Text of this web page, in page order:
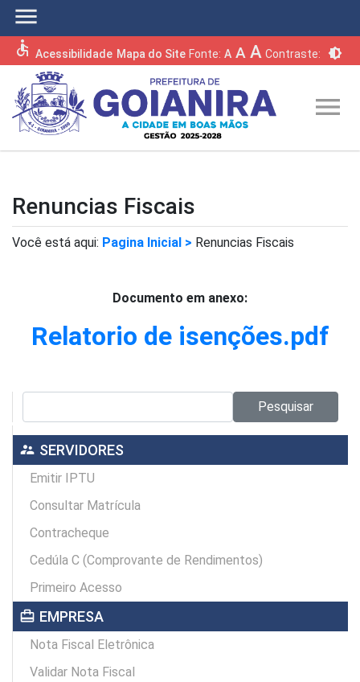
menu
accessible Acessibilidade Mapa do Site Fonte: A A A Contraste: brightness_6
menu
Renuncias Fiscais
Você está aqui: Pagina Inicial > Renuncias Fiscais
Documento em anexo:
Relatorio de isenções.pdf
Pesquisar
supervisor_account SERVIDORES
Emitir IPTU
Consultar Matrícula
Contracheque
Cedúla C (Comprovante de Rendimentos)
Primeiro Acesso
card_travel EMPRESA
Nota Fiscal Eletrônica
Validar Nota Fiscal